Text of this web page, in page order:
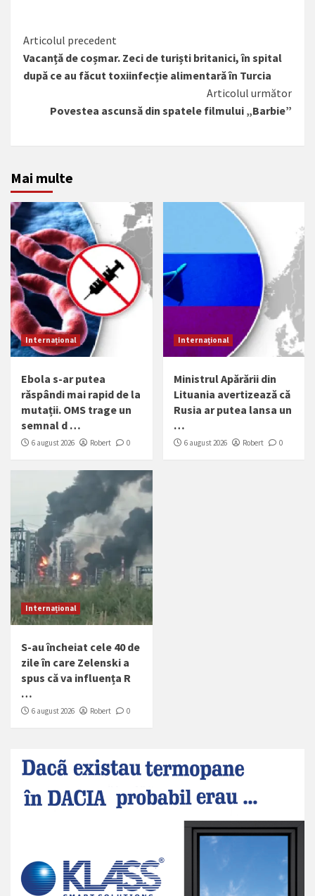
Citește
mai
mult
Articolul precedent
Vacanță de coșmar. Zeci de turiști britanici, în spital
după ce au făcut toxiinfecție alimentară în Turcia
Articolul următor
Povestea ascunsă din spatele filmului „Barbie”
Mai multe
Internațional
Ebola s-ar putea
răspândi mai rapid de la
mutații. OMS trage un
semnal d …
6 august 2026 Robert 0
Internațional
Ministrul Apărării din
Lituania avertizează că
Rusia ar putea lansa un
…
6 august 2026 Robert 0
Internațional
S-au încheiat cele 40 de
zile în care Zelenski a
spus că va influența R
…
6 august 2026 Robert 0